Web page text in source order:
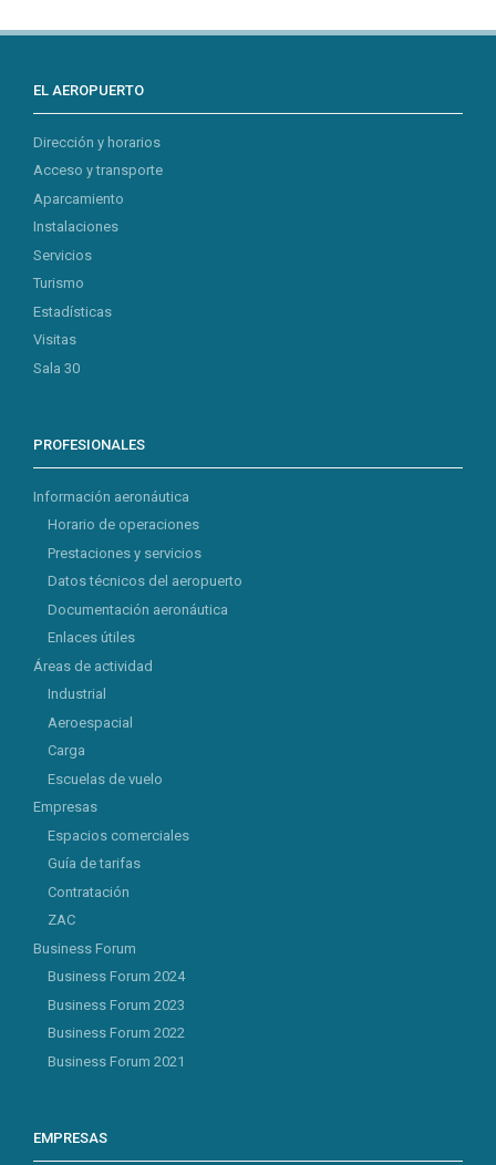
EL AEROPUERTO
Dirección y horarios
Acceso y transporte
Aparcamiento
Instalaciones
Servicios
Turismo
Estadísticas
Visitas
Sala 30
PROFESIONALES
Información aeronáutica
Horario de operaciones
Prestaciones y servicios
Datos técnicos del aeropuerto
Documentación aeronáutica
Enlaces útiles
Áreas de actividad
Industrial
Aeroespacial
Carga
Escuelas de vuelo
Empresas
Espacios comerciales
Guía de tarifas
Contratación
ZAC
Business Forum
Business Forum 2024
Business Forum 2023
Business Forum 2022
Business Forum 2021
EMPRESAS